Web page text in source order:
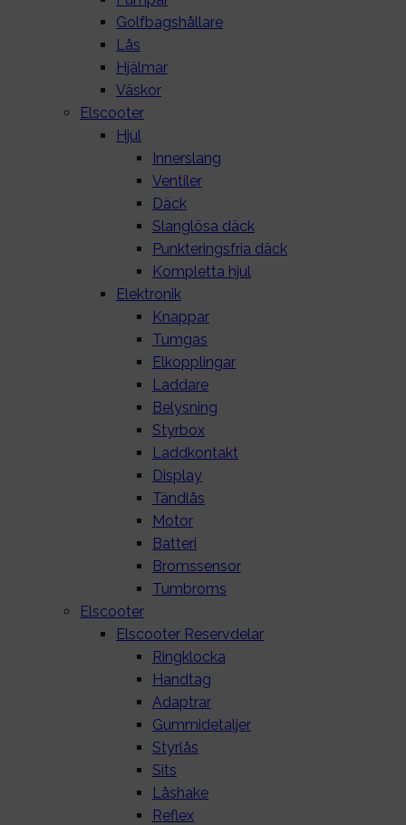
Golfbagshållare
Lås
Hjälmar
Väskor
Elscooter
Hjul
Innerslang
Ventiler
Däck
Slanglösa däck
Punkteringsfria däck
Kompletta hjul
Elektronik
Knappar
Tumgas
Elkopplingar
Laddare
Belysning
Styrbox
Laddkontakt
Display
Tändlås
Motor
Batteri
Bromssensor
Tumbroms
Elscooter
Elscooter Reservdelar
Ringklocka
Handtag
Adaptrar
Gummidetaljer
Styrlås
Sits
Låshake
Reflex